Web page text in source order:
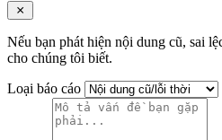
Nếu bạn phát hiện nội dung cũ, sai
cho chúng tôi biết.
Loại báo cáo